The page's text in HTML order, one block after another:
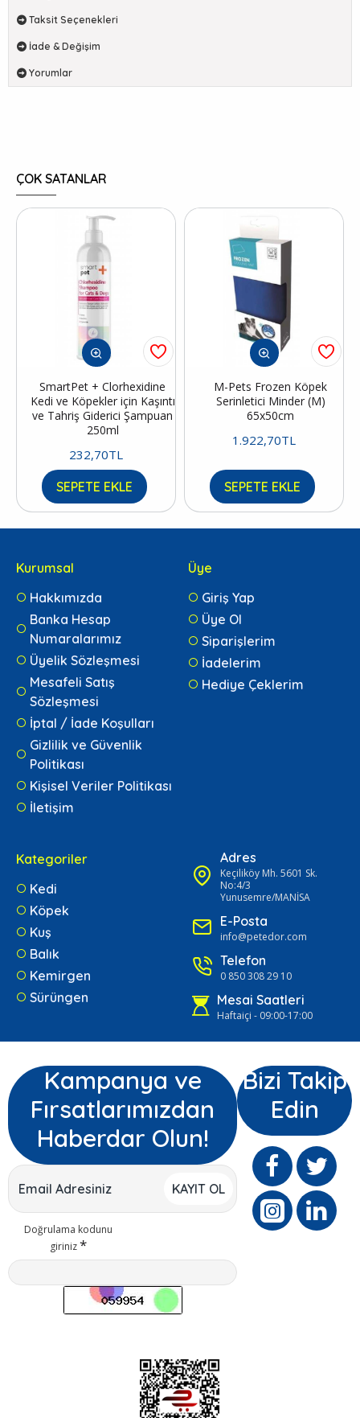
Taksit Seçenekleri
İade & Değişim
Yorumlar
ÇOK SATANLAR
SmartPet + Clorhexidine
Kedi ve Köpekler için Kaşıntı
ve Tahriş Giderici Şampuan
250ml
232,70TL
SEPETE EKLE
M-Pets Frozen Köpek
Serinletici Minder (M)
65x50cm
1.922,70TL
SEPETE EKLE
Kurumsal
Hakkımızda
Banka Hesap
Numaralarımız
Üyelik Sözleşmesi
Mesafeli Satış
Sözleşmesi
İptal / İade Koşulları
Gizlilik ve Güvenlik
Politikası
Kişisel Veriler Politikası
İletişim
Üye
Giriş Yap
Üye Ol
Siparişlerim
İadelerim
Hediye Çeklerim
Kategoriler
Kedi
Köpek
Kuş
Balık
Kemirgen
Sürüngen
Adres
Keçiliköy Mh. 5601 Sk.
No:4/3
Yunusemre/MANİSA
E-Posta
info@petedor.com
Telefon
0 850 308 29 10
Mesai Saatleri
Haftaiçi - 09:00-17:00
Kampanya ve
Fırsatlarımızdan
Haberdar Olun!
KAYIT OL
Doğrulama kodunu
giriniz
Bizi Takip
Edin